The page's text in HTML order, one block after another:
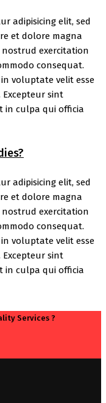
adipisicing elit, sed
et dolore magna
nostrud exercitation
consequat.
voluptate velit esse
sint
in culpa qui officia
adipisicing elit, sed
et dolore magna
nostrud exercitation
consequat.
voluptate velit esse
sint
in culpa qui officia
Services ?